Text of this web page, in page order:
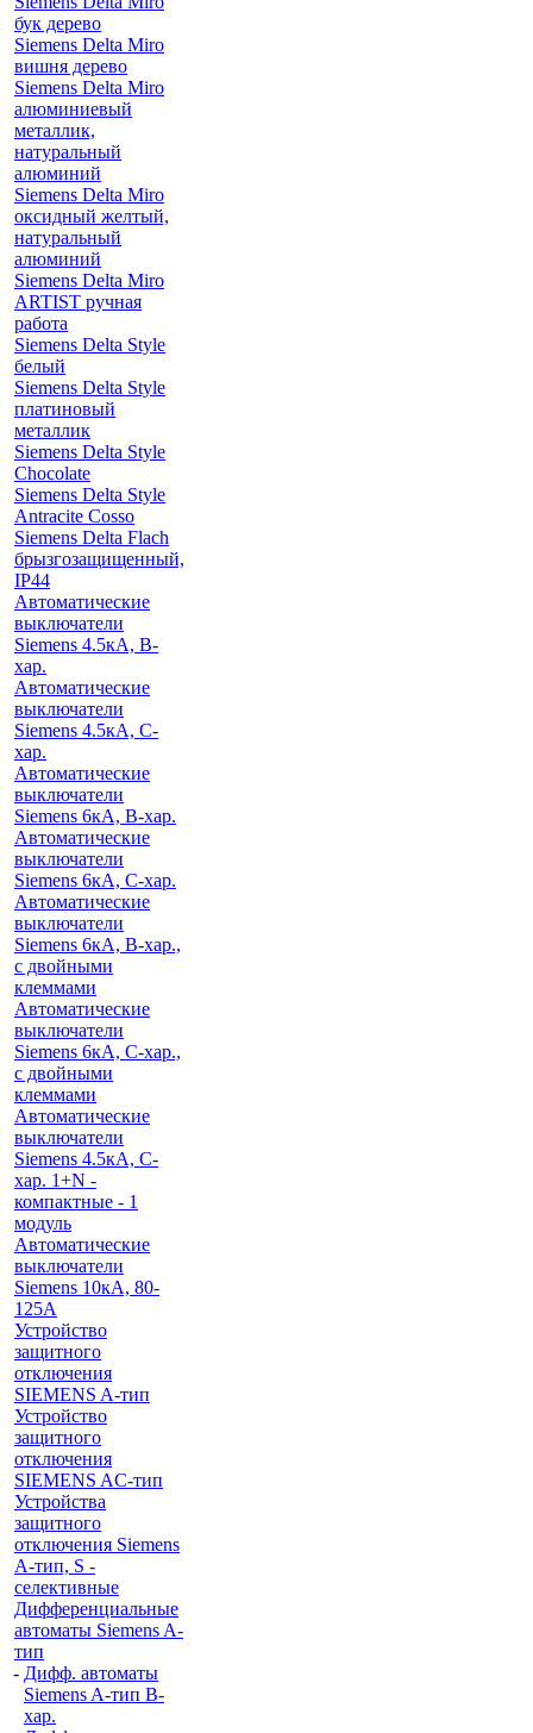
бук дерево
Siemens Delta Miro
вишня дерево
Siemens Delta Miro
алюминиевый
металлик,
натуральный
алюминий
Siemens Delta Miro
оксидный желтый,
натуральный
алюминий
Siemens Delta Miro
ARTIST ручная
работа
Siemens Delta Style
белый
Siemens Delta Style
платиновый
металлик
Siemens Delta Style
Chocolate
Siemens Delta Style
Antracite Cosso
Siemens Delta Flach
брызгозащищенный,
IP44
Автоматические
выключатели
Siemens 4.5кА, B-
хар.
Автоматические
выключатели
Siemens 4.5кА, C-
хар.
Автоматические
выключатели
Siemens 6кА, B-хар.
Автоматические
выключатели
Siemens 6кА, С-хар.
Автоматические
выключатели
Siemens 6кА, B-хар.,
с двойными
клеммами
Автоматические
выключатели
Siemens 6кА, C-хар.,
с двойными
клеммами
Автоматические
выключатели
Siemens 4.5кА, C-
хар. 1+N -
компактные - 1
модуль
Автоматические
выключатели
Siemens 10кА, 80-
125A
Устройство
защитного
отключения
SIEMENS A-тип
Устройство
защитного
отключения
SIEMENS AС-тип
Устройства
защитного
отключения Siemens
A-тип, S -
селективные
Дифференциальные
автоматы Siemens A-
тип
- Дифф. автоматы
Siemens A-тип B-
хар.